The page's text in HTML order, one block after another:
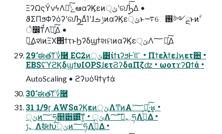
ΞʔΩςΫνϟΛհͯ͠ݻఆαʔϏεͷ੍ݶʹରԠ͍ͯ͠Δ •
ϑΣΠϧΦʔόʔʹରԠ͢ΔͨΊʹɺݱࡏͷαʔϏε੍ݶͱ࠷େ࢖༻ྔͱͷؒʹ
े෼ͳࠩΛ֬อ͍ͯ͠Δ •
ؔ࿈͢ΔશͯͷΞΧ΢ϯτͱϦʔδϣϯશମͷαʔϏε੍ݶΛ؅ཧ͍ͯ͠Δ
29 ࣗಈతͳ؇࿨ EC2ͷ੍ݶ͸ίϯιʔϧͰ֬ೝ • Πϯελϯεɺϗετ਺ •
EBSʢϓϩϏδϣϯυIOPSɺετϨʔδαΠζʣ • ωοτϫʔΩϯά •
AutoScaling • ϩʔυόϥϯγϯά
30 ࣗಈతͳ؇࿨
31 1/9ɽ AWSαʔϏεͷ੍ݶΛͲͷΑ͏ʹ؅ཧ͍ͯ͠·͔͢ʁ •
੍ݶͷ؅ཧ௥੻͸͍ͯ͠ͳ͍ • ੍ݶΛ؂ࢹ͠؅ཧΛߦ͍ͬͯΔ •
؂ࢹΛࣗಈԽ੍͠ݶͷ؅ཧΛߦ͍ͬͯΔ •